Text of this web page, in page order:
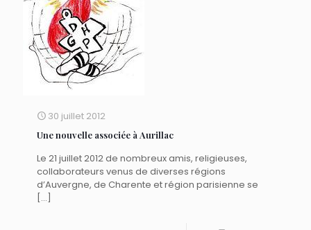
30 juillet 2012
Une nouvelle associée à Aurillac
Le 21 juillet 2012 de nombreux amis, religieuses,
collaborateurs venus de diverses régions
d’Auvergne, de Charente et région parisienne se
[…]